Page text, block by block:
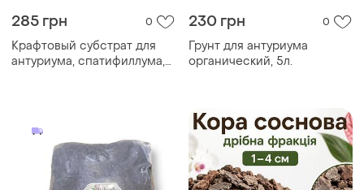
285 грн 0
Крафтовый субстрат для
антуриума, спатифиллума,
230 грн 0
Грунт для антуриума
органический, 5л.